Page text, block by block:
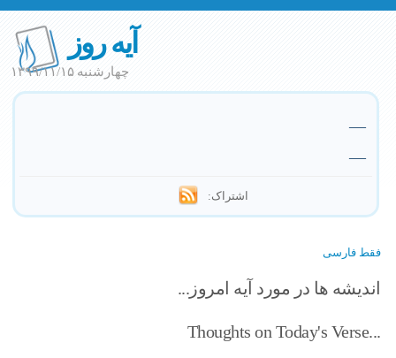
آیه روز
چهارشنبه ۱۳۹۹/۱۱/۱۵
—
—
اشتراک:
فقط فارسی
اندیشه ها در مورد آیه امروز...
Thoughts on Today's Verse...